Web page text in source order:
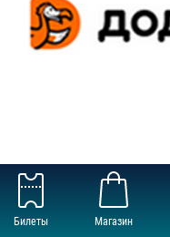
Билеты Магазин